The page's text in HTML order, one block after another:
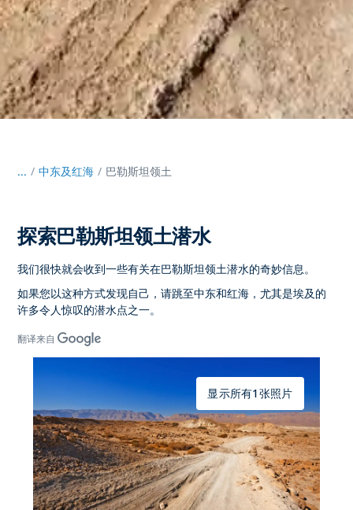
... / 中东及红海 巴勒斯坦领土
探索巴勒斯坦领土潜水
我们很快就会收到一些有关在巴勒斯坦领土潜水的奇妙信息。
如果您以这种方式发现自己，请跳至中东和红海，尤其是埃及的
许多令人惊叹的潜水点之一。
翻译来自
显示所有1张照片